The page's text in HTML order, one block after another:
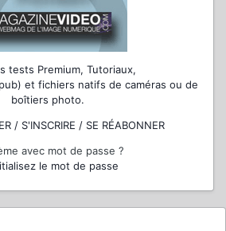
tests Premium, Tutoriaux,
et fichiers natifs de caméras ou de
boîtiers photo.
/ S'INSCRIRE / SE RÉABONNER
avec mot de passe ?
le mot de passe